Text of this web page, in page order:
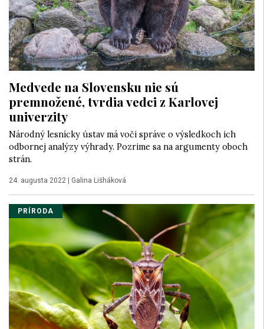
Medvede na Slovensku nie sú
premnožené, tvrdia vedci z Karlovej
univerzity
Národný lesnícky ústav má voči správe o výsledkoch ich
odbornej analýzy výhrady. Pozrime sa na argumenty oboch
strán.
24. augusta 2022 Galina Lišháková
PRÍRODA